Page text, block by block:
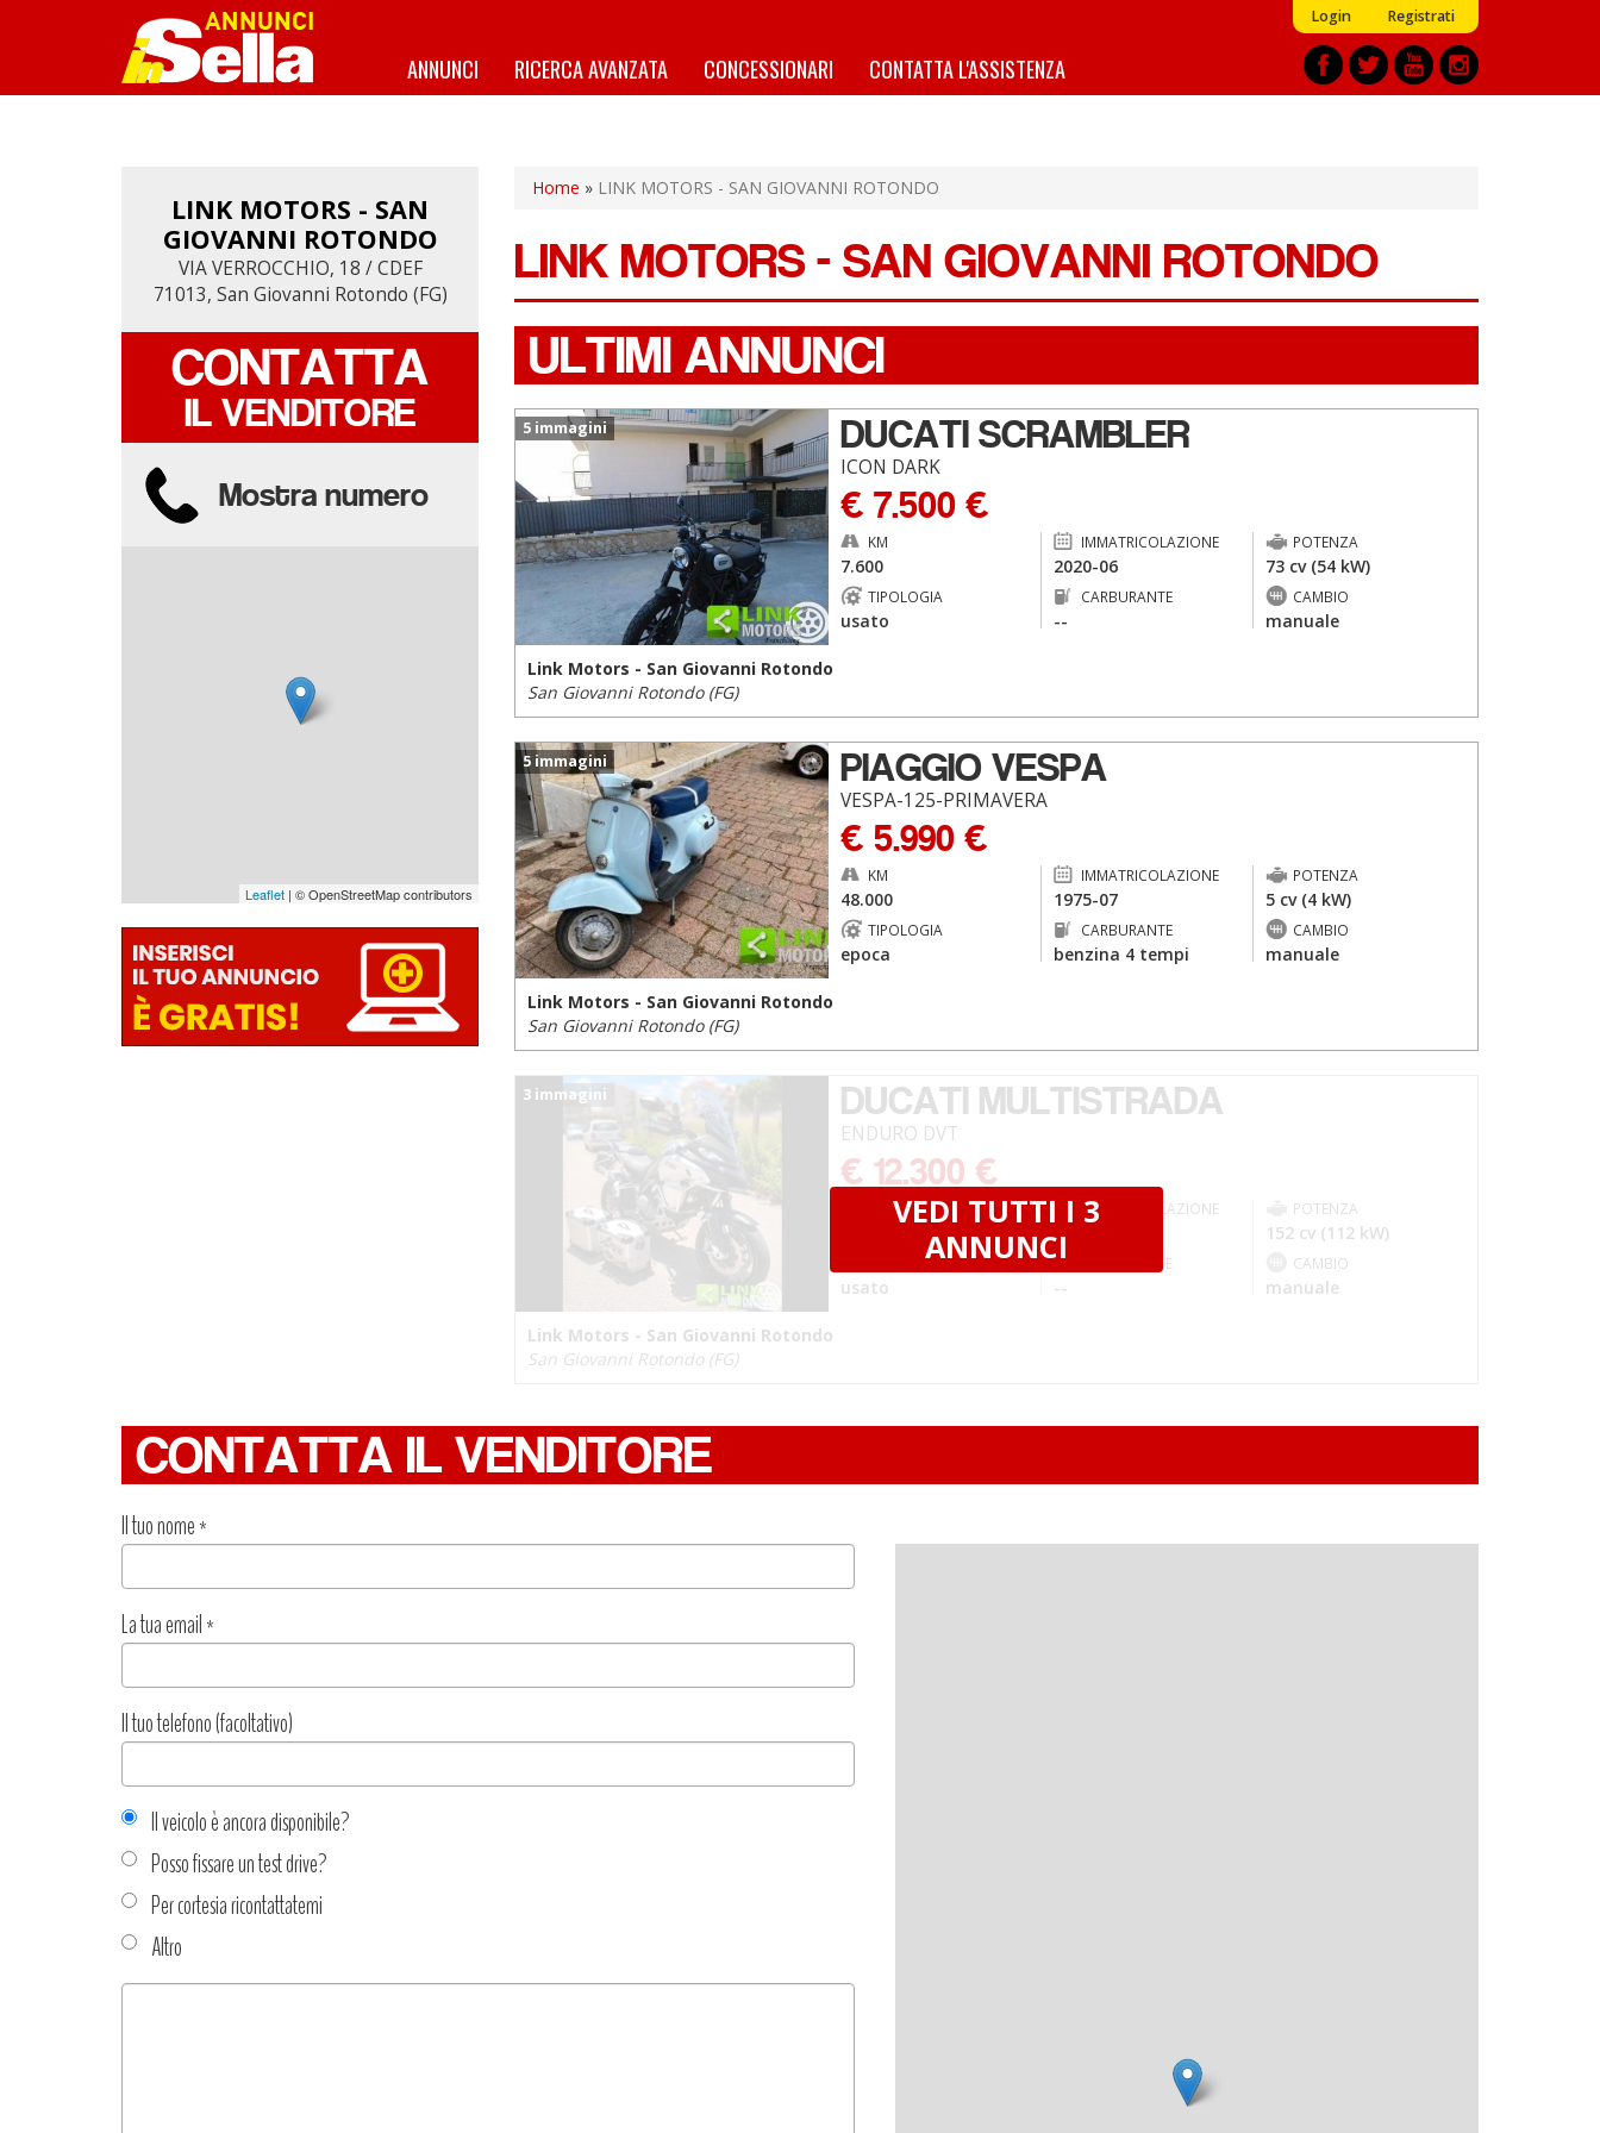
Login Registrati
ANNUNCI RICERCA AVANZATA CONCESSIONARI CONTATTA L'ASSISTENZA
LINK MOTORS - SAN
GIOVANNI ROTONDO
VIA VERROCCHIO, 18 / CDEF
71013, San Giovanni Rotondo (FG)
CONTATTA
IL VENDITORE
Mostra numero
Leaflet | © OpenStreetMap contributors
LINK MOTORS - SAN
GIOVANNI ROTONDO
VIA VERROCCHIO, 18 / CDEF
71013, San Giovanni Rotondo (FG)
CONTATTA
IL VENDITORE
Mostra numero
Home » LINK MOTORS - SAN GIOVANNI ROTONDO
LINK MOTORS - SAN GIOVANNI ROTONDO
ULTIMI ANNUNCI
5 immagini DUCATI SCRAMBLER
ICON DARK
€ 7.500 €
KM
7.600
IMMATRICOLAZIONE
2020-06
POTENZA
73 cv (54 kW)
TIPOLOGIA
usato
CARBURANTE
--
CAMBIO
manuale
Link Motors - San Giovanni Rotondo
San Giovanni Rotondo (FG)
5 immagini PIAGGIO VESPA
VESPA-125-PRIMAVERA
€ 5.990 €
KM
48.000
IMMATRICOLAZIONE
1975-07
POTENZA
5 cv (4 kW)
TIPOLOGIA
epoca
CARBURANTE
benzina 4 tempi
CAMBIO
manuale
Link Motors - San Giovanni Rotondo
San Giovanni Rotondo (FG)
3 immagini DUCATI MULTISTRADA
ENDURO DVT
€ 12.300 €
IMMATRICOLAZIONE
2016-05
POTENZA
152 cv (112 kW)
TIPOLOGIA
usato
CARBURANTE
--
CAMBIO
manuale
Link Motors - San Giovanni Rotondo
San Giovanni Rotondo (FG)
VEDI TUTTI I 3
ANNUNCI
CONTATTA IL VENDITORE
Il tuo nome*
La tua email*
Il tuo telefono (facoltativo)
Il veicolo è ancora disponibile?
Posso fissare un test drive?
Per cortesia ricontattatemi
Altro
Tipo